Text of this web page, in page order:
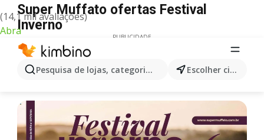
(14,1 mil avaliações)
Abra
Pesquisa de lojas, categorias,produtos... Escolher cidade
Super Muffato ofertas Festival
Inverno
PUBLICIDADE